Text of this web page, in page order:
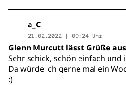
a_C
21.02.2022 | 09:24 Uhr
Glenn Murcutt lässt Grüße
Sehr schick, schön einfach
Da würde ich gerne mal ein
:)